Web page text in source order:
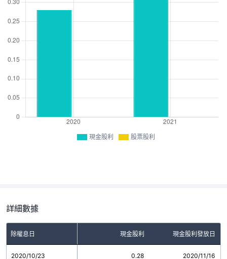
現金股利 股票股利
詳細數據
除權息日 現金股利 現金股利發放日
2020/10/23 0.28 2020/11/16